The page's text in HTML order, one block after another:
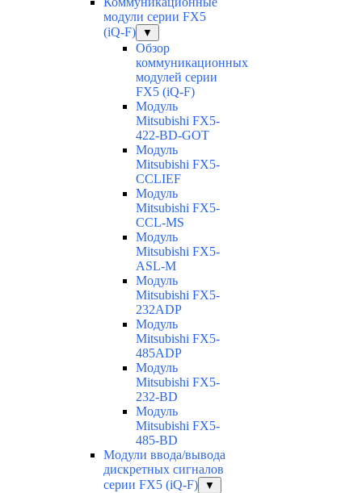
модули серии FX5
(iQ-F)
▼
Обзор
коммуникационных
модулей серии
FX5 (iQ-F)
Модуль
Mitsubishi FX5-
422-BD-GOT
Модуль
Mitsubishi FX5-
CCLIEF
Модуль
Mitsubishi FX5-
CCL-MS
Модуль
Mitsubishi FX5-
ASL-M
Модуль
Mitsubishi FX5-
232ADP
Модуль
Mitsubishi FX5-
485ADP
Модуль
Mitsubishi FX5-
232-BD
Модуль
Mitsubishi FX5-
485-BD
Модули ввода/вывода
дискретных сигналов
серии FX5 (iQ-F)
▼